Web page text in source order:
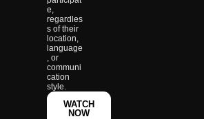
e,
regardles
s of their
location,
language
, or
communi
cation
style.
WATCH
NOW